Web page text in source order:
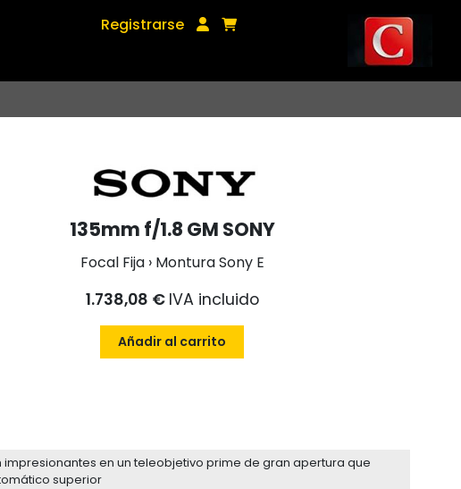
Registrarse
135mm f/1.8 GM SONY
Focal Fija › Montura Sony E
1.738,08 € IVA incluido
Añadir al carrito
en un teleobjetivo prime de gran apertura que
superior